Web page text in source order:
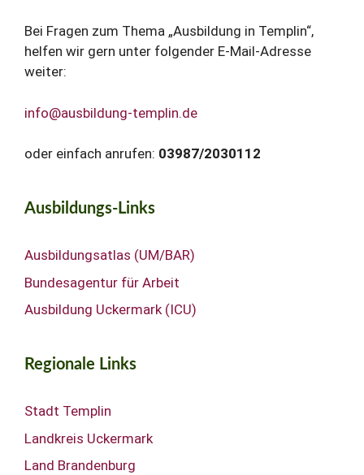
Bei Fragen zum Thema „Ausbildung in Templin“,
helfen wir gern unter folgender E-Mail-Adresse
weiter:
info@ausbildung-templin.de
oder einfach anrufen: 03987/2030112
Ausbildungs-Links
Ausbildungsatlas (UM/BAR)
Bundesagentur für Arbeit
Ausbildung Uckermark (ICU)
Regionale Links
Stadt Templin
Landkreis Uckermark
Land Brandenburg